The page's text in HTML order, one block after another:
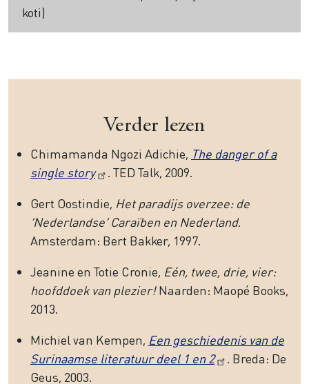
koti)
Verder lezen
Chimamanda Ngozi Adichie, The danger of a
single story
. TED Talk, 2009.
Gert Oostindie, Het paradijs overzee: de
‘Nederlandse’ Caraïben en Nederland.
Amsterdam: Bert Bakker, 1997.
Jeanine en Totie Cronie, Eén, twee, drie, vier:
hoofddoek van plezier!Naarden: Maopé Books,
2013.
Michiel van Kempen, Een geschiedenis van de
Surinaamse literatuur deel 1 en 2
. Breda: De
Geus, 2003.